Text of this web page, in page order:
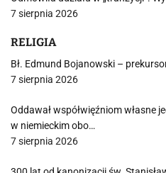
7 sierpnia 2026
RELIGIA
Bł. Edmund Bojanowski –
7 sierpnia 2026
Oddawał współwięźniom własne
w niemieckim obo…
7 sierpnia 2026